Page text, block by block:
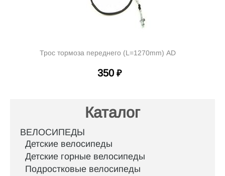
Трос тормоза переднего (L=1270mm) AD
350 ₽
Каталог
ВЕЛОСИПЕДЫ
Детские велосипеды
Детские горные велосипеды
Подростковые велосипеды